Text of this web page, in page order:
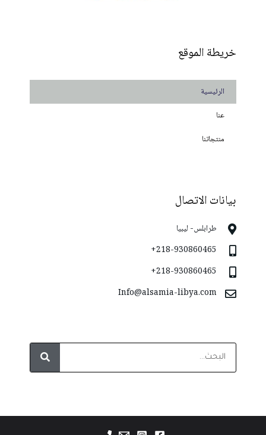
خريطة الموقع
الرئيسية
عنا
منتجاتنا
بيانات الاتصال
طرابلس- ليبيا
218-930860465+
218-930860465+
Info@alsamia-libya.com
e
a
c